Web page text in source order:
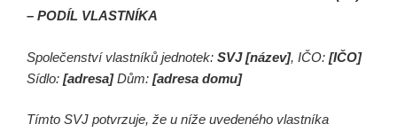
– PODÍL VLASTNÍKA
Společenství vlastníků jednotek: SVJ [název], IČO: [IČO]
Sídlo: [adresa]Dům: [adresa domu]
Tímto SVJ potvrzuje, že u níže uvedeného vlastníka